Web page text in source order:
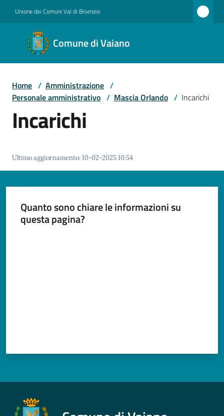
Unione dei Comuni Val di Bisenzio
Comune di Vaiano
Comune
di
Vaiano
Servizi
Documenti
su
Home / Amministrazione /
Personale amministrativo / Mascia Orlando / Incarichi
Incarichi
Ultimo aggiornamento:10-02-2025 10:54
Quanto sono chiare le informazioni su
questa pagina?